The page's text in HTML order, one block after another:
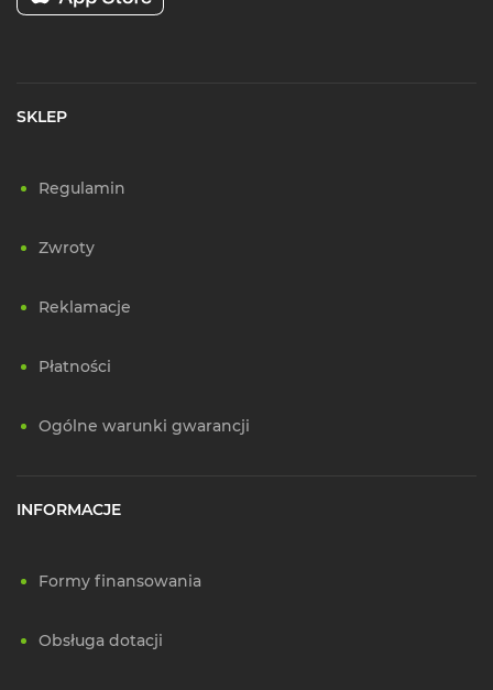
SKLEP
Regulamin
Zwroty
Reklamacje
Płatności
Ogólne warunki gwarancji
INFORMACJE
Formy finansowania
Obsługa dotacji